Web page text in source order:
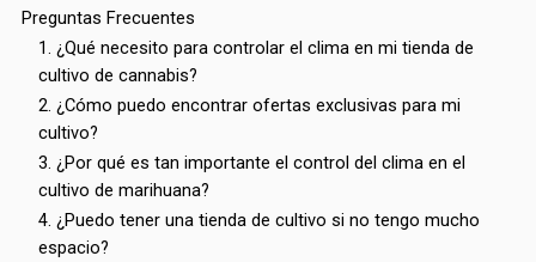
Preguntas Frecuentes
1. ¿Qué necesito para controlar el clima en mi tienda de
cultivo de cannabis?
2. ¿Cómo puedo encontrar ofertas exclusivas para mi
cultivo?
3. ¿Por qué es tan importante el control del clima en el
cultivo de marihuana?
4. ¿Puedo tener una tienda de cultivo si no tengo mucho
espacio?